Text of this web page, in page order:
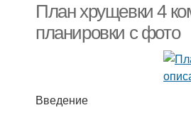
План хрущевки 4
планировки с фото
Введение